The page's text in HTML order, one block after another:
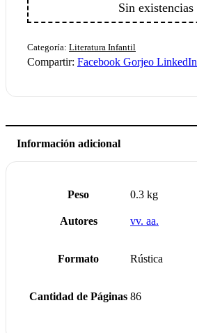
Sin existencias
Categoría: Literatura Infantil
Compartir: Facebook Gorjeo LinkedIn
Información adicional
Peso 0.3 kg
Autores vv. aa.
Formato Rústica
Cantidad de Páginas 86